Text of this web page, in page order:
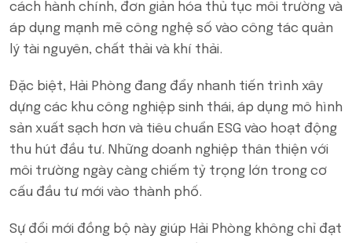
cách hành chính, đơn giản hóa thủ tục môi trường và
áp dụng mạnh mẽ công nghệ số vào công tác quản
lý tài nguyên, chất thải và khí thải.
Đặc biệt, Hải Phòng đang đẩy nhanh tiến trình xây
dựng các khu công nghiệp sinh thái, áp dụng mô hình
sản xuất sạch hơn và tiêu chuẩn ESG vào hoạt động
thu hút đầu tư. Những doanh nghiệp thân thiện với
môi trường ngày càng chiếm tỷ trọng lớn trong cơ
cấu đầu tư mới vào thành phố.
Sự đổi mới đồng bộ này giúp Hải Phòng không chỉ đạt